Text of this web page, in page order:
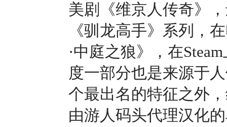
美剧《维京人传奇》
《驯龙高手》系列，
·中庭之狼》，在
度一部分也是来源于
个最出名的特征之外
由游人码头代理汉化